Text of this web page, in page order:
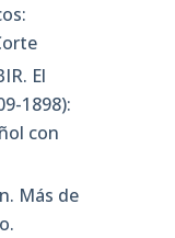
El
1898):
con
Más de